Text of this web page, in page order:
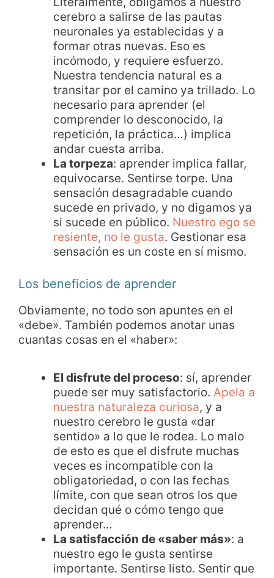
cerebro a salirse de las pautas
neuronales ya establecidas y a
formar otras nuevas. Eso es
incómodo, y requiere esfuerzo.
Nuestra tendencia natural es a
transitar por el camino ya trillado. Lo
necesario para aprender (el
comprender lo desconocido, la
repetición, la práctica…) implica
andar cuesta arriba.
La torpeza: aprender implica fallar,
equivocarse. Sentirse torpe. Una
sensación desagradable cuando
sucede en privado, y no digamos ya
si sucede en público. Nuestro ego se
resiente, no le gusta. Gestionar esa
sensación es un coste en sí mismo.
Los beneficios de aprender
Obviamente, no todo son apuntes en el
«debe». También podemos anotar unas
cuantas cosas en el «haber»:
El disfrute del proceso: sí, aprender
puede ser muy satisfactorio. Apela a
nuestra naturaleza curiosa, y a
nuestro cerebro le gusta «dar
sentido» a lo que le rodea. Lo malo
de esto es que el disfrute muchas
veces es incompatible con la
obligatoriedad, o con las fechas
límite, con que sean otros los que
decidan qué o cómo tengo que
aprender…
La satisfacción de «saber más»: a
nuestro ego le gusta sentirse
importante. Sentirse listo. Sentir que